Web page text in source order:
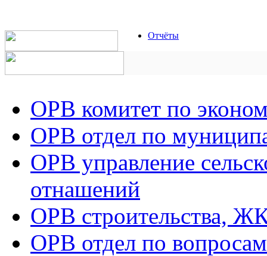
Отчёты
ОРВ комитет по
ОРВ отдел по
ОРВ управление
отнашений
ОРВ строительства,
ОРВ отдел по